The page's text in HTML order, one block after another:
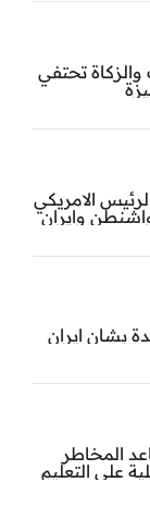
والزكاة تحتفي
امير قطر يبحث هاتفيا مع الرئيس الامريكي
بشان ايران
المخاطر
على التعليم